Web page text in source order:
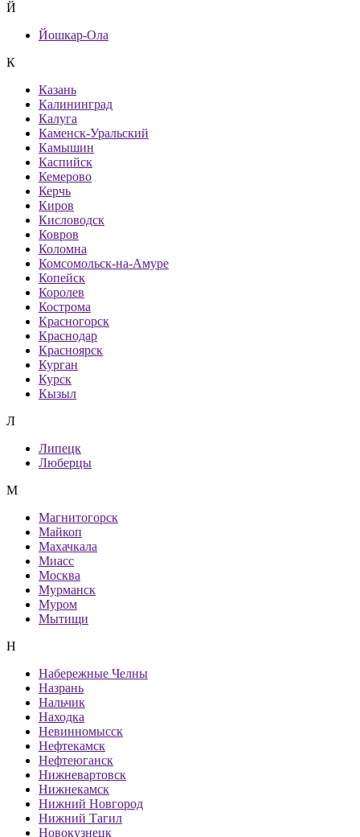
Й
Йошкар-Ола
К
Казань
Калининград
Калуга
Каменск-Уральский
Камышин
Каспийск
Кемерово
Керчь
Киров
Кисловодск
Ковров
Коломна
Комсомольск-на-Амуре
Копейск
Королев
Кострома
Красногорск
Краснодар
Красноярск
Курган
Курск
Кызыл
Л
Липецк
Люберцы
М
Магнитогорск
Майкоп
Махачкала
Миасс
Москва
Мурманск
Муром
Мытищи
Н
Набережные Челны
Назрань
Нальчик
Находка
Невинномысск
Нефтекамск
Нефтеюганск
Нижневартовск
Нижнекамск
Нижний Новгород
Нижний Тагил
Новокузнецк